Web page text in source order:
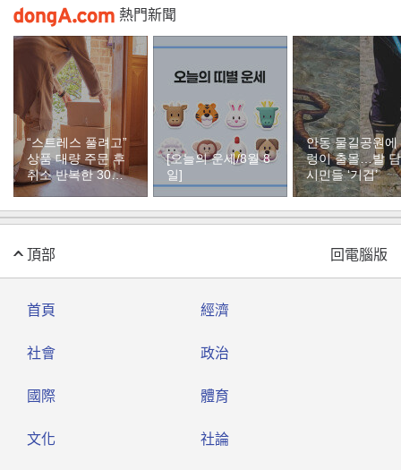
熱門新聞
“스트레스 풀려고”
상품 대량 주문 후
취소 반복한 30대
여성
[오늘의 운세/8월 8
일]
안동 물길공원에
렁이 출몰…발
시민들 ‘기겁’
頂部 回電腦版
首頁 經濟
社會 政治
國際 體育
文化 社論